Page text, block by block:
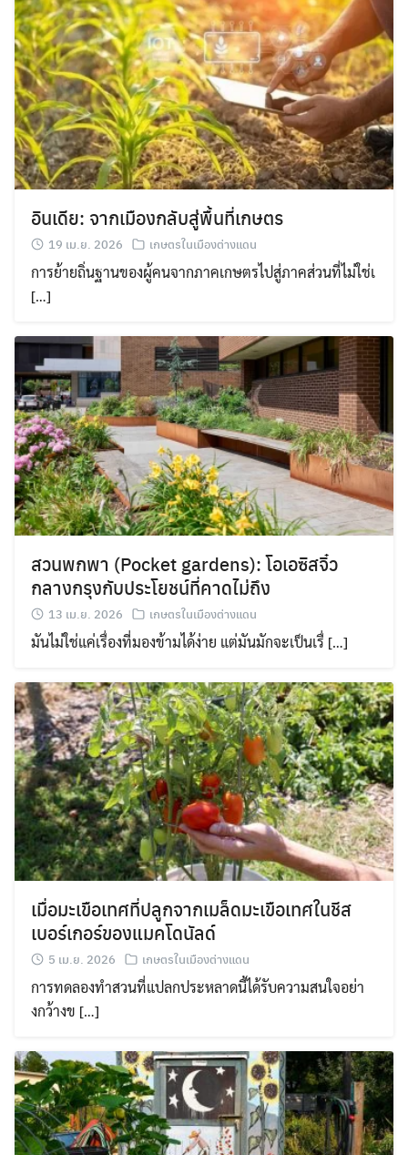
อินเดีย: จากเมืองกลับสู่พื้นที่เกษตร
19 เม.ย. 2026 เกษตรในเมืองต่างแดน
การย้ายถิ่นฐานของผู้คนจากภาคเกษตรไปสู่ภาคส่วนที่ไม่ใช่เ
[…]
สวนพกพา (Pocket gardens): โอเอซิสจิ๋ว
กลางกรุงกับประโยชน์ที่คาดไม่ถึง
13 เม.ย. 2026 เกษตรในเมืองต่างแดน
มันไม่ใช่แค่เรื่องที่มองข้ามได้ง่าย แต่มันมักจะเป็นเรื่ […]
เมื่อมะเขือเทศที่ปลูกจากเมล็ดมะเขือเทศในชีส
เบอร์เกอร์ของแมคโดนัลด์
5 เม.ย. 2026 เกษตรในเมืองต่างแดน
การทดลองทำสวนที่แปลกประหลาดนี้ได้รับความสนใจอย่า
งกว้างข […]